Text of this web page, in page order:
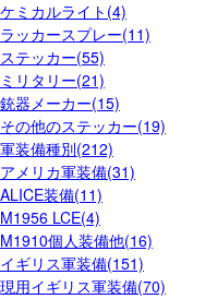
ケミカルライト(4)
ラッカースプレー(11)
ステッカー(55)
ミリタリー(21)
銃器メーカー(15)
その他のステッカー(19)
軍装備種別(212)
アメリカ軍装備(31)
ALICE装備(11)
M1956 LCE(4)
M1910個人装備他(16)
イギリス軍装備(151)
現用イギリス軍装備(70)